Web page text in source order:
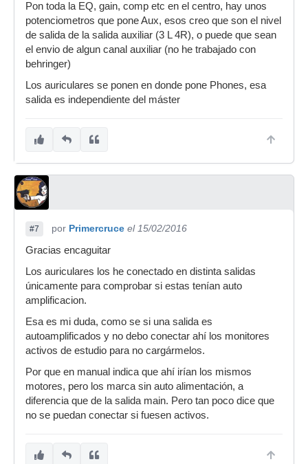
Pon toda la EQ, gain, comp etc en el centro, hay unos
potenciometros que pone Aux, esos creo que son el nivel
de salida de la salida auxiliar (3 L 4R), o puede que sean
el envio de algun canal auxiliar (no he trabajado con
behringer)
Los auriculares se ponen en donde pone Phones, esa
salida es independiente del máster
#7 por Primercruce el 15/02/2016
Gracias encaguitar
Los auriculares los he conectado en distinta salidas
únicamente para comprobar si estas tenían auto
amplificacion.
Esa es mi duda, como se si una salida es
autoamplificados y no debo conectar ahí los monitores
activos de estudio para no cargármelos.
Por que en manual indica que ahí irían los mismos
motores, pero los marca sin auto alimentación, a
diferencia que de la salida main. Pero tan poco dice que
no se puedan conectar si fuesen activos.